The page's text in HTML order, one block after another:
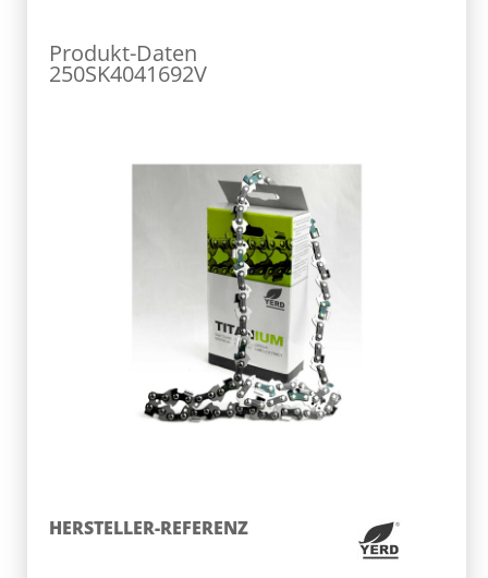
Produkt-Daten
250SK4041692V
HERSTELLER-REFERENZ